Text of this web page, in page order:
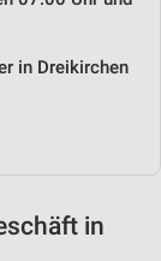
in Dreikirchen
in